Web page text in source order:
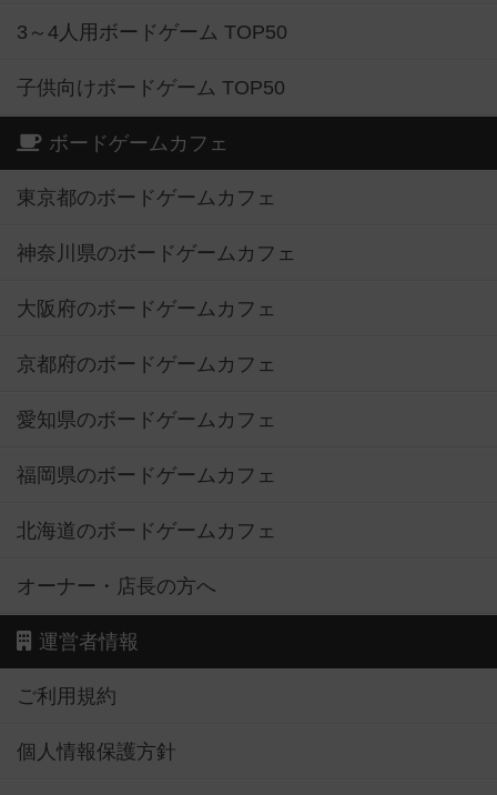
3～4人用ボードゲーム TOP50
子供向けボードゲーム TOP50
ボードゲームカフェ
東京都のボードゲームカフェ
神奈川県のボードゲームカフェ
大阪府のボードゲームカフェ
京都府のボードゲームカフェ
愛知県のボードゲームカフェ
福岡県のボードゲームカフェ
北海道のボードゲームカフェ
オーナー・店長の方へ
運営者情報
ご利用規約
個人情報保護方針